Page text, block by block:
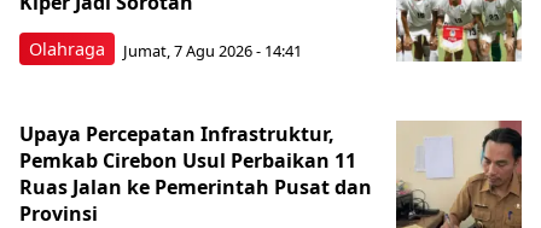
Olahraga Jumat, 7 Agu 2026 - 14:41
Upaya Percepatan Infrastruktur,
Pemkab Cirebon Usul Perbaikan 11
Ruas Jalan ke Pemerintah Pusat dan
Provinsi